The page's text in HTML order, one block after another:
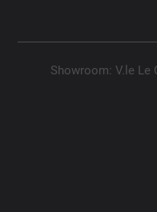
Showroom: V.le Le